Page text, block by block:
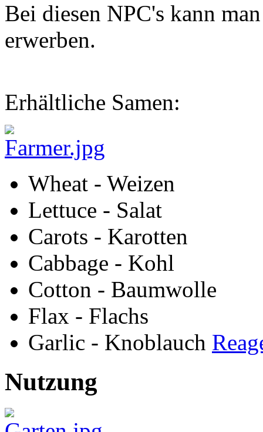
Bei diesen NPC's kann
erwerben.
Erhältliche Samen:
Wheat - Weizen
Lettuce - Salat
Carots - Karotten
Cabbage - Kohl
Cotton - Baumwolle
Flax - Flachs
Garlic - Knoblauch
Nutzung